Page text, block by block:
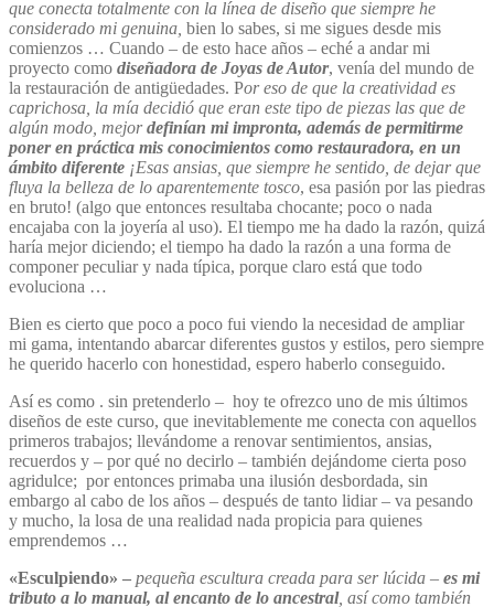
que conecta totalmente con la línea de diseño que siempre he
considerado mi genuina, bien lo sabes, si me sigues desde mis
comienzos … Cuando – de esto hace años – eché a andar mi
proyecto como diseñadora de Joyas de Autor, venía del mundo de
la restauración de antigüedades. Por eso de que la creatividad es
caprichosa, la mía decidió que eran este tipo de piezas las que de
algún modo, mejordefinían mi impronta, además de permitirme
poner en práctica mis conocimientos como restauradora, en un
ámbito diferente ¡Esas ansias, que siempre he sentido, de dejar que
fluya la belleza de lo aparentemente tosco, esa pasión por las piedras
en bruto! (algo que entonces resultaba chocante; poco o nada
encajaba con la joyería al uso). El tiempo me ha dado la razón, quizá
haría mejor diciendo; el tiempo ha dado la razón a una forma de
componer peculiar y nada típica, porque claro está que todo
evoluciona …
Bien es cierto que poco a poco fui viendo la necesidad de ampliar
mi gama, intentando abarcar diferentes gustos y estilos, pero siempre
he querido hacerlo con honestidad, espero haberlo conseguido.
Así es como . sin pretenderlo – hoy te ofrezco uno de mis últimos
diseños de este curso, que inevitablemente me conecta con aquellos
primeros trabajos; llevándome a renovar sentimientos, ansias,
recuerdos y – por qué no decirlo – también dejándome cierta poso
agridulce; por entonces primaba una ilusión desbordada, sin
embargo al cabo de los años – después de tanto lidiar – va pesando
y mucho, la losa de una realidad nada propicia para quienes
emprendemos …
«Esculpiendo» – pequeña escultura creada para ser lúcida – es mi
tributo a lo manual, al encanto de lo ancestral, así como también